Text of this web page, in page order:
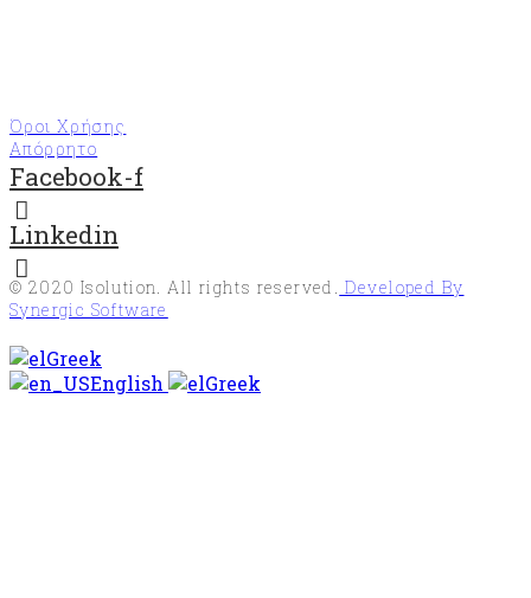
Όροι Χρήσης
Απόρρητο
Facebook-f
Linkedin
© 2020 Isolution . All rights reserved.
Developed By
Synergic Software
Greek
English
Greek